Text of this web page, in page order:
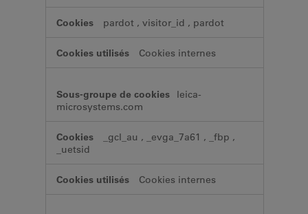
pardot , visitor_id , pardot
Cookies internes
leica-
microsystems.com
_gcl_au , _evga_7a61 , _fbp ,
_uetsid
Cookies internes